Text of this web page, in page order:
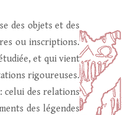
des objets et des
ou inscriptions.
et qui vient
rigoureuses.
celui des relations
des légendes